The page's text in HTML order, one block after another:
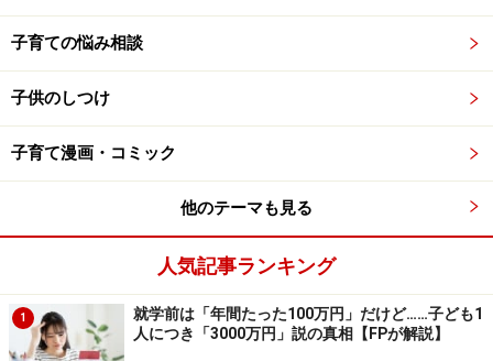
だから」は通用しないということを、まずは保護者が認
識すべきです。
そして子どもには必ず、「公道・駐車場では遊ばない」
「車の近くにしゃがみこまない、立ち止まらない」とい
敷地内駐車場も含みます。子どもを車に乗せて、小さな
子が運転手の死角に入ってしまうことを教えると効果的
また、スケートボードやキックスケーター、ボールなど
子育ての悩み相談
子供のしつけ
子育て漫画・コミック
他のテーマも見る
人気記事ランキング
1
就学前は「年間たった100万円」だけど……子ども1
人につき「3000万円」説の真相【FPが解説】